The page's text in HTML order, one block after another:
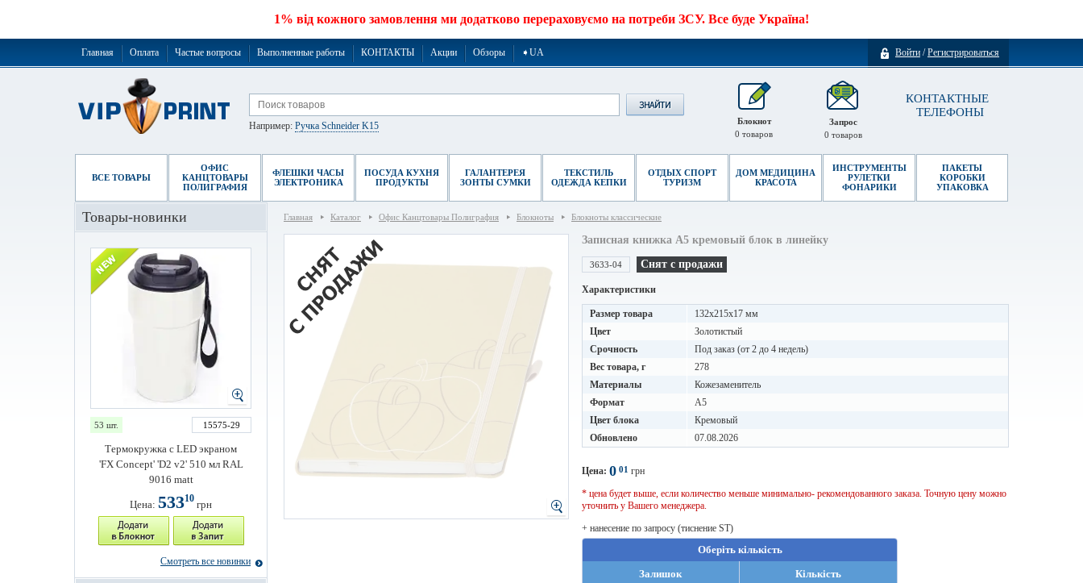
1% від кожного замовлення ми додатково перераховуємо на потреби ЗСУ. Все буде Україна!
Войти /Регистрироваться
Главная Оплата Частые вопросы Выполненные работы КОНТАКТЫ Акции Обзоры ➧UA
КОНТАКТНЫЕ
ТЕЛЕФОНЫ
Запрос
0 товаров
Например: Ручка Schneider K15
Блокнот
0 товаров
ВСЕ ТОВАРЫ
ОФИС
КАНЦТОВАРЫ
ПОЛИГРАФИЯ
ФЛЕШКИ ЧАСЫ
ЭЛЕКТРОНИКА
ПОСУДА КУХНЯ
ПРОДУКТЫ
ГАЛАНТЕРЕЯ
ЗОНТЫ СУМКИ
ТЕКСТИЛЬ
ОДЕЖДА КЕПКИ
ОТДЫХ СПОРТ
ТУРИЗМ
ДОМ МЕДИЦИНА
КРАСОТА
ИНСТРУМЕНТЫ
РУЛЕТКИ
ФОНАРИКИ
ПАКЕТЫ
КОРОБКИ
УПАКОВКА
Главная Каталог Офис Канцтовары Полиграфия Блокноты Блокноты классические
Записная книжка A5 кремовый блок в линейку
3633-04 Снят с продажи
Характеристики
Размер товара
132х215х17 мм
Цвет
Золотистый
Срочность
Под заказ (от 2 до 4 недель)
Вес товара, г
278
Материалы
Кожезаменитель
Формат
A5
Цвет блока
Кремовый
Обновлено
07.08.2026
Цена: 0 01 грн
* цена будет выше, если количество меньше минимально- рекомендованного заказа. Точную цену можно
уточнить у Вашего менеджера.
+ нанесение по запросу (тиснение ST)
Оберіть кількість
Залишок
Кількість
Товары-новинки
53 шт. 15575-29
Термокружка с LED экраном
'FX Concept' 'D2 v2' 510 мл RAL
9016 matt
Цена: 53310 грн
Смотреть все новинки